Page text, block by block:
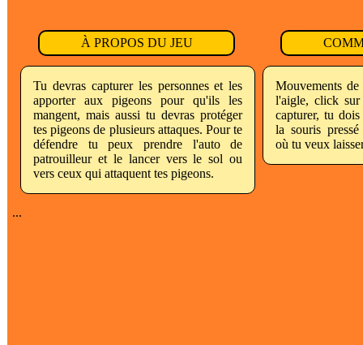
À PROPOS DU JEU
Tu devras capturer les personnes et les
apporter aux pigeons pour qu'ils les
mangent, mais aussi tu devras protéger
tes pigeons de plusieurs attaques. Pour te
défendre tu peux prendre l'auto de
patrouilleur et le lancer vers le sol ou
vers ceux qui attaquent tes pigeons.
Mouvements
l'aigle, click sur
capturer, tu
la souris
où tu veux
...